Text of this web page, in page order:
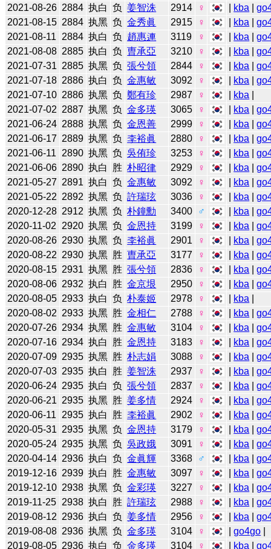
2021-08-26 2884 执白 负 姜智洙 2914 ♀ kba |
2021-08-15 2884 执黑 负 金秀眞 2915 ♀ kba |
2021-08-11
2884 执白 负 趙惠連 3119 ♀ kba |
2021-08-08 2885 执白 负 曺承亞 3210 ♀ kba |
2021-07-31 2885 执黑 负 張兮領 2844 ♀ kba |
2021-07-18 2886 执白 负 金惠敏 3092 ♀ kba |
2021-07-10 2886 执黑 负 鄭有珍 2987 ♀ kba
2021-07-02 2887 执黑 负 金多瑛 3065 ♀ kba |
2021-06-24 2888 执黑 负 金恩善 2999 ♀ kba |
2021-06-17 2889 执黑 负 李裕眞 2880 ♀ kba |
2021-06-11
2890 执黑 负 吳侑珍 3253 ♀ kba |
2021-06-06 2890 执白 胜 朴昭律 2929 ♀ kba |
2021-05-27 2891 执白 负 金惠敏 3092 ♀ kba |
2021-05-22 2892 执黑 负 許瑞玹 3036 ♀ kba |
2020-12-28 2912 执黑 负 朴鐘勳 3400 ♂ kba |
2020-11-02
2920 执黑 负 金恩持 3199 ♀ kba |
2020-08-26 2930 执黑 负 李裕眞 2901 ♀ kba |
2020-08-22 2930 执黑 胜 曺承亞 3177 ♀ kba |
2020-08-15 2931 执黑 胜 張兮領 2836 ♀ kba |
2020-08-06 2932 执白 胜 金京垠 2950 ♀ kba |
2020-08-05 2933 执白 负 朴泰姬 2978 ♀ kba
2020-08-02 2933 执黑 胜 金相仁 2788 ♀ kba |
2020-07-26 2934 执黑 胜 金惠敏 3104 ♀ kba |
2020-07-16 2934 执白 胜 金恩持 3183 ♀ kba |
2020-07-09 2935 执黑 胜 朴志娟 3088 ♀ kba |
2020-07-03 2935 执白 胜 姜智洙 2937 ♀ kba |
2020-06-24 2935 执白 负 張兮領 2837 ♀ kba |
2020-06-21 2935 执黑 胜 姜多情 2924 ♀ kba |
2020-06-11
2935 执白 胜 李裕眞 2902 ♀ kba |
2020-05-31 2935 执黑 负 金恩持 3179 ♀ kba |
2020-05-24 2935 执黑 负 吳政娥 3091 ♀ kba |
2020-04-14 2936 执白 负 金眞輝 3368 ♂ kba |
2019-12-16 2939 执白 胜 金惠敏 3097 ♀ kba |
2019-12-10 2938 执黑 负 金彩瑛 3227 ♀ kba |
2019-11-25 2938 执白 胜 許瑞玹 2988 ♀ kba |
2019-08-12 2936 执白 负 姜多情 2956 ♀ kba |
2019-08-08 2936 执黑 负 金多瑛 3104 ♀ |go4go
2019-08-05 2936 执白 负 金多瑛 3104 ♀ kba |